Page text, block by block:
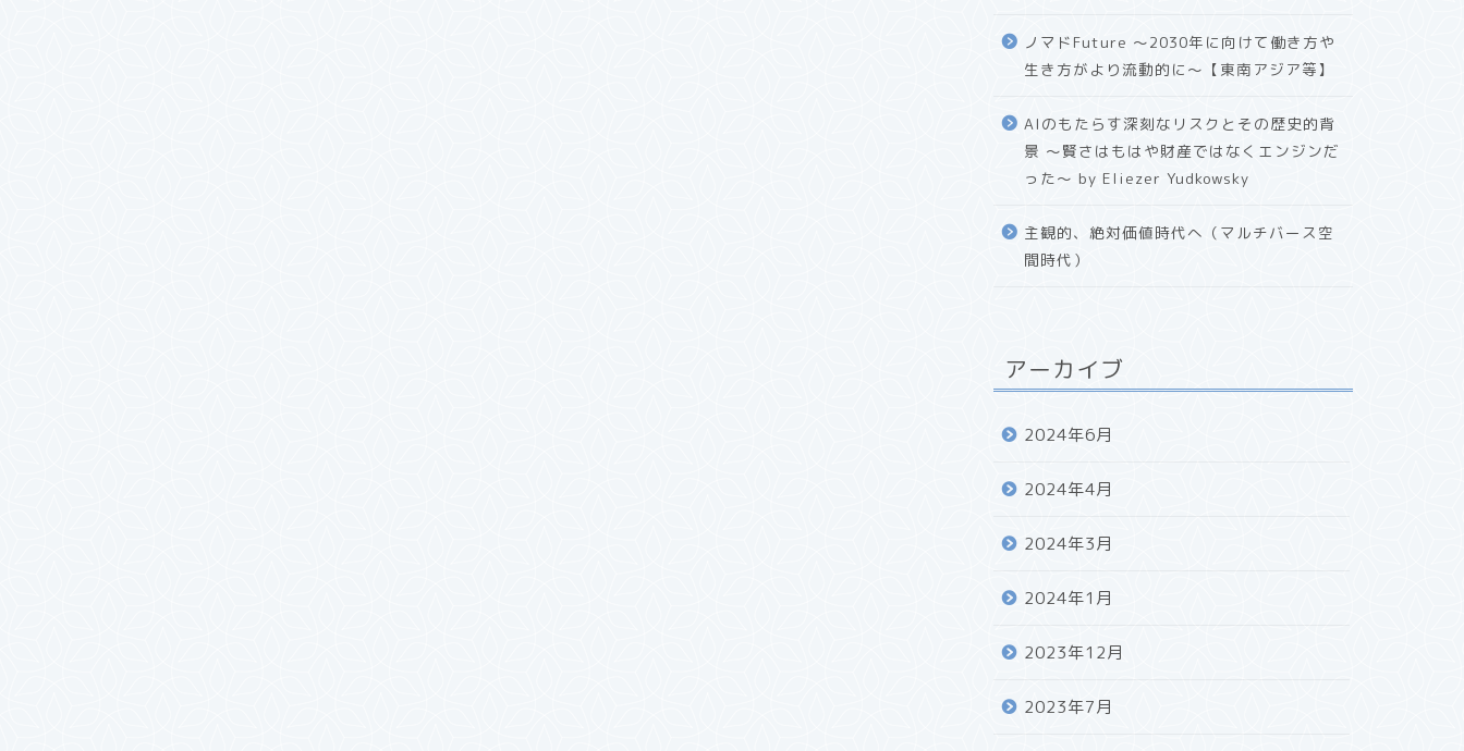
ノマドFuture 〜2030年に向けて働き方や
生き方がより流動的に〜【東南アジア等】
AIのもたらす深刻なリスクとその歴史的背
景 〜賢さはもはや財産ではなくエンジンだ
った〜 by Eliezer Yudkowsky
主観的、絶対価値時代へ（マルチバース空
間時代）
アーカイブ
2024年6月
2024年4月
2024年3月
2024年1月
2023年12月
2023年7月